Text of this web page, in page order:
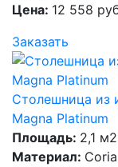
Цена: 12 558
Заказать
Столешница из
Magna Platinum
Площадь: 2,1 м2
Материал: